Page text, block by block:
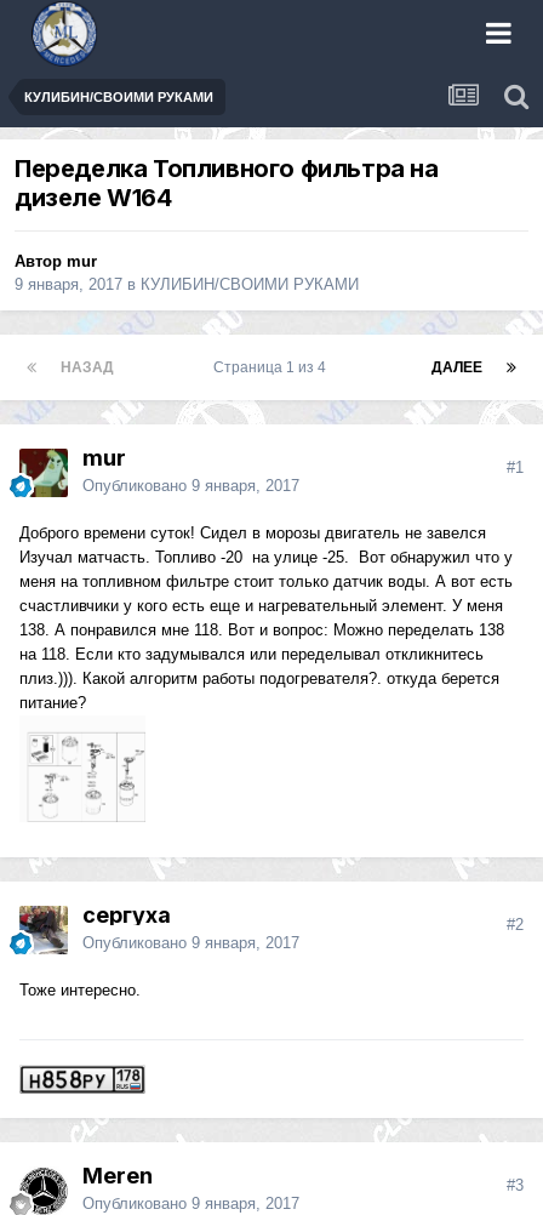
КУЛИБИН/СВОИМИ РУКАМИ
Переделка Топливного фильтра на
дизеле W164
Автор mur
9 января, 2017 в КУЛИБИН/СВОИМИ РУКАМИ
НАЗАД ДАЛЕЕ
Страница 1 из 4
mur
Опубликовано 9 января, 2017
#1
Доброго времени суток! Сидел в морозы двигатель не завелся
Изучал матчасть. Топливо -20 на улице -25. Вот обнаружил что у
меня на топливном фильтре стоит только датчик воды. А вот есть
счастливчики у кого есть еще и нагревательный элемент. У меня
138. А понравился мне 118. Вот и вопрос: Можно переделать 138
на 118. Если кто задумывался или переделывал откликнитесь
плиз.))). Какой алгоритм работы подогревателя?. откуда берется
питание?
сергуха
Опубликовано 9 января, 2017
#2
Тоже интересно.
Meren
Опубликовано 9 января, 2017
#3